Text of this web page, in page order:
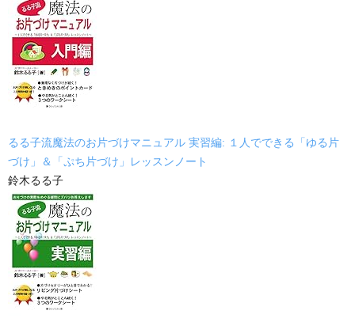
るる子流魔法のお片づけマニュアル 実習編: １人でできる「ゆる片
づけ」＆「ぷち片づけ」レッスンノート
鈴木るる子